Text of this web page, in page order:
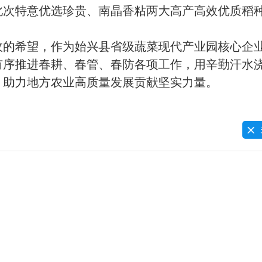
特意优选珍贵、南晶香粘两大高产高效优质稻
望，作为始兴县省级蔬菜现代产业园核心企
推进春耕、春管、春防各项工作，用辛勤汗水
力地方农业高质量发展贡献坚实力量。